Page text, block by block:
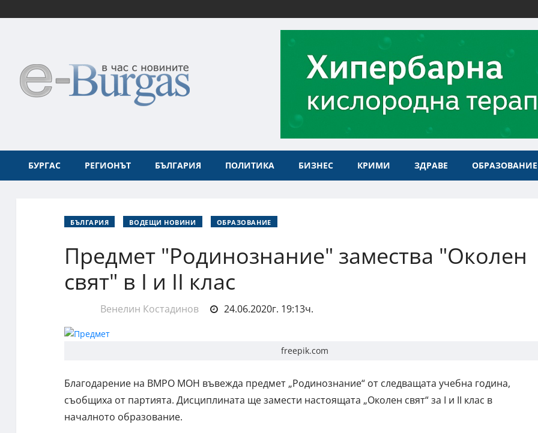
БУРГАС РЕГИОНЪТ БЪЛГАРИЯ ПОЛИТИКА БИЗНЕС КРИМИ ЗДРАВЕ ОБРАЗОВАНИЕ
БЪЛГАРИЯ ВОДЕЩИ НОВИНИ ОБРАЗОВАНИЕ
Предмет "Родинознание" замества "Околен
свят" в I и II клас
Венелин Костадинов 24.06.2020г. 19:13ч.
freepik.com
Благодарение на ВМРО МОН въвежда предмет „Родинознание“ от следващата учебна година,
съобщиха от партията. Дисциплината ще замести настоящата „Околен свят“ за I и II клас в
началното образование.